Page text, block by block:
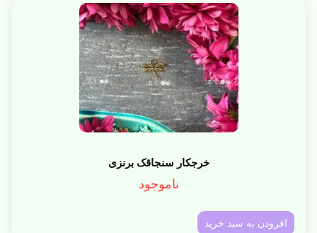
خرجکار سنجاقک برنزی
ناموجود
افزودن به سبد خرید